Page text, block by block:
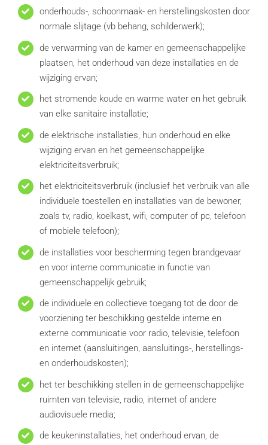
onderhouds-, schoonmaak- en herstellingskosten door
normale slijtage (vb behang, schilderwerk);
de verwarming van de kamer en gemeenschappelijke
plaatsen, het onderhoud van deze installaties en de
wijziging ervan;
het stromende koude en warme water en het gebruik
van elke sanitaire installatie;
de elektrische installaties, hun onderhoud en elke
wijziging ervan en het gemeenschappelijke
elektriciteitsverbruik;
het elektriciteitsverbruik (inclusief het verbruik van alle
individuele toestellen en installaties van de bewoner,
zoals tv, radio, koelkast, wifi, computer of pc, telefoon
of mobiele telefoon);
de installaties voor bescherming tegen brandgevaar
en voor interne communicatie in functie van
gemeenschappelijk gebruik;
de individuele en collectieve toegang tot de door de
voorziening ter beschikking gestelde interne en
externe communicatie voor radio, televisie, telefoon
en internet (aansluitingen, aansluitings-, herstellings-
en onderhoudskosten);
het ter beschikking stellen in de gemeenschappelijke
ruimten van televisie, radio, internet of andere
audiovisuele media;
de keukeninstallaties, het onderhoud ervan, de